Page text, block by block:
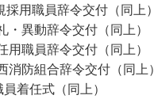
職員辞令交付（同上）
動辞令交付（同上）
員辞令交付（同上）
組合辞令交付（同上）
着任式（同上）